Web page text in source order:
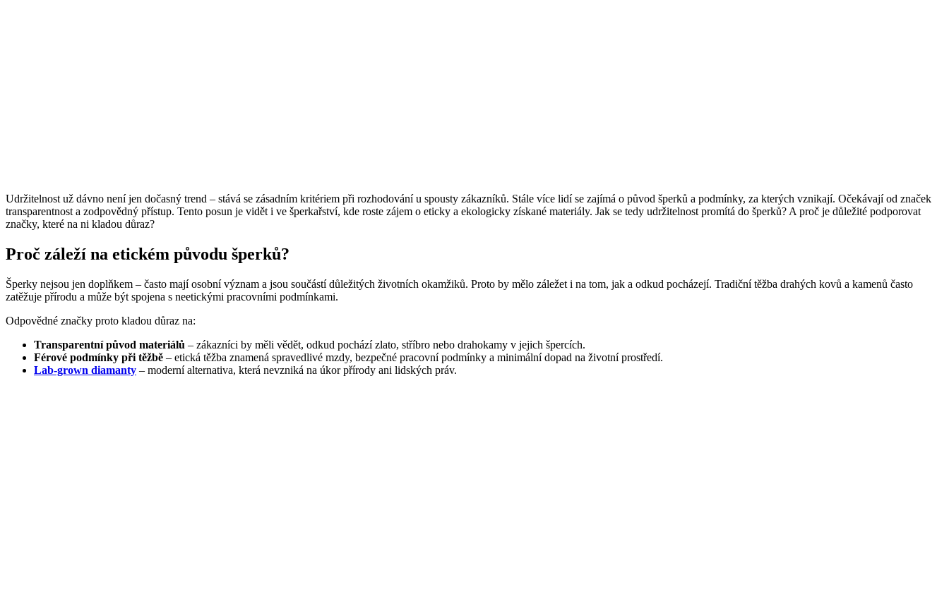
Udržitelnost už dávno není jen dočasný trend – stává se zásadním kritériem při rozhodování u spousty zákazníků. Stále více lidí se zajímá o původ šperků a podmínky, za kterých vznikají. Očekávají od značek
transparentnost a zodpovědný přístup. Tento posun je vidět i ve šperkařství, kde roste zájem o eticky a ekologicky získané materiály. Jak se tedy udržitelnost promítá do šperků? A proč je důležité podporovat
značky, které na ni kladou důraz?
Proč záleží na etickém původu šperků?
Šperky nejsou jen doplňkem – často mají osobní význam a jsou součástí důležitých životních okamžiků. Proto by mělo záležet i na tom, jak a odkud pocházejí. Tradiční těžba drahých kovů a kamenů často
zatěžuje přírodu a může být spojena s neetickými pracovními podmínkami.
Odpovědné značky proto kladou důraz na:
Transparentní původ materiálů – zákazníci by měli vědět, odkud pochází zlato, stříbro nebo drahokamy v jejich špercích.
Férové podmínky při těžbě – etická těžba znamená spravedlivé mzdy, bezpečné pracovní podmínky a minimální dopad na životní prostředí.
Lab-grown diamanty – moderní alternativa, která nevzniká na úkor přírody ani lidských práv.